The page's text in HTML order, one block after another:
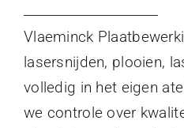
Vlaeminck
lasersnijden, plooien,
volledig in het eigen
we controle over